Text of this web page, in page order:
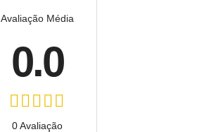
Avaliação Média
0.0
0 Avaliação